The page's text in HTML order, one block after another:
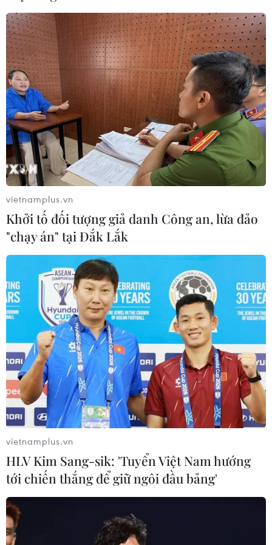
ngành nông nghiệp Việt Nam vượt qua thách thức bằng
nhiều giải pháp về nông nghiệp công nghệ cao.
Ninh Thuận: Đưa nông nghiệp công nghệ
cao thành mũi nhọn kinh tế
15/12/2021 08:00
Giai đoạn 2021-2025, tỉnh Ninh Thuận đặt mục tiêu tăng
trưởng giá trị ngành nông nghiệp đạt từ 3-4%/năm;
trong đó, tăng trưởng giá trị sản xuất nông nghiệp ứng
dụng công nghệ cao đạt ừ 30-40%/năm.
vietnamplus.vn
Khởi tố đối tượng giả danh Công an, lừa đảo
"chạy án" tại Đắk Lắk
vietnamplus.vn
HLV Kim Sang-sik: 'Tuyển Việt Nam hướng
tới chiến thắng để giữ ngôi đầu bảng'